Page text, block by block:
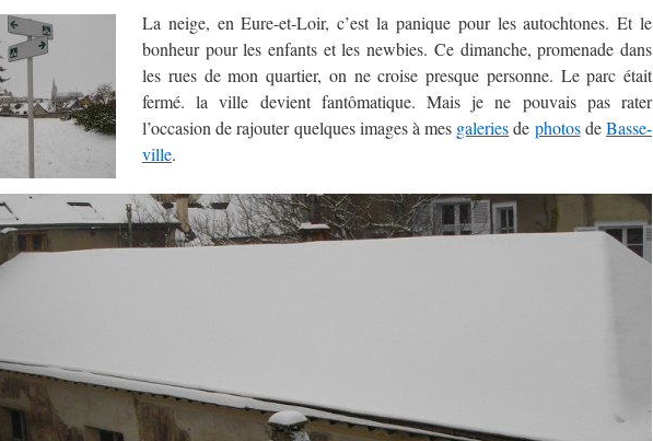
La neige, en Eure-et-Loir, c’est la panique pour les autochtones. Et le
bonheur pour les enfants et les newbies. Ce dimanche, promenade dans
les rues de mon quartier, on ne croise presque personne. Le parc était
fermé. la ville devient fantômatique. Mais je ne pouvais pas rater
l’occasion de rajouter quelques images à mes galeriesde photosdeBasse-
ville.